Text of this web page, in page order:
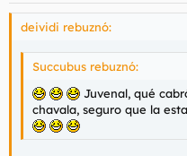
deividi rebuznó:
Succubus rebuznó:
Juvenal, qué
chavala, seguro que la